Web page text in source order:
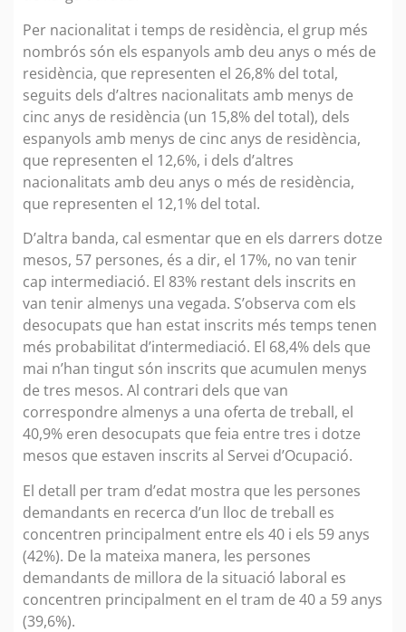
Per nacionalitat i temps de residència, el grup més
nombrós són els espanyols amb deu anys o més de
residència, que representen el 26,8% del total,
seguits dels d’altres nacionalitats amb menys de
cinc anys de residència (un 15,8% del total), dels
espanyols amb menys de cinc anys de residència,
que representen el 12,6%, i dels d’altres
nacionalitats amb deu anys o més de residència,
que representen el 12,1% del total.
D’altra banda, cal esmentar que en els darrers dotze
mesos, 57 persones, és a dir, el 17%, no van tenir
cap intermediació. El 83% restant dels inscrits en
van tenir almenys una vegada. S’observa com els
desocupats que han estat inscrits més temps tenen
més probabilitat d’intermediació. El 68,4% dels que
mai n’han tingut són inscrits que acumulen menys
de tres mesos. Al contrari dels que van
correspondre almenys a una oferta de treball, el
40,9% eren desocupats que feia entre tres i dotze
mesos que estaven inscrits al Servei d’Ocupació.
El detall per tram d’edat mostra que les persones
demandants en recerca d’un lloc de treball es
concentren principalment entre els 40 i els 59 anys
(42%). De la mateixa manera, les persones
demandants de millora de la situació laboral es
concentren principalment en el tram de 40 a 59 anys
(39,6%).